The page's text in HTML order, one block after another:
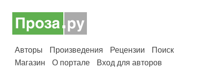
Авторы Произведения Рецензии
Поиск
Магазин
О портале Вход для авторов